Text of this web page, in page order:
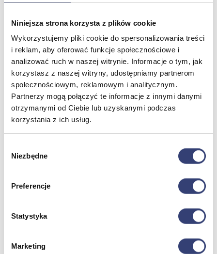
Niniejsza strona korzysta z plików cookie
Wykorzystujemy pliki cookie do spersonalizowania treści
i reklam, aby oferować funkcje społecznościowe i
analizować ruch w naszej witrynie. Informacje o tym, jak
korzystasz z naszej witryny, udostępniamy partnerom
społecznościowym, reklamowym i analitycznym.
Partnerzy mogą połączyć te informacje z innymi danymi
otrzymanymi od Ciebie lub uzyskanymi podczas
korzystania z ich usług.
zgody
Niezbędne
Preferencje
Statystyka
Marketing
Pulsoksymetry
Ciśnieniomierze
Inhalatory
Instrumenty diagnostyczne
Artykuły Przeciwodleżynowe
Stetoskopy
Termometry
Zobacz wszystko
Pielęgnacja mebli
Taborety i krzesła
Parawany